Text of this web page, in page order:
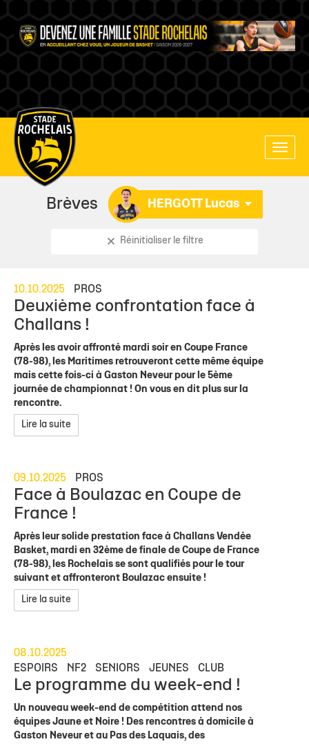
Main
site
navigation
Toggle
Brèves HERGOTT Lucas
Réinitialiser le filtre
10.10.2025 PROS
Deuxième confrontation face à
Challans !
Après les avoir affronté mardi soir en Coupe France
(78-98), les Maritimes retrouveront cette même équipe
mais cette fois-ci à Gaston Neveur pour le 5ème
journée de championnat ! On vous en dit plus sur la
rencontre.
Lire la suite
09.10.2025 PROS
Face à Boulazac en Coupe de
France !
Après leur solide prestation face à Challans Vendée
Basket, mardi en 32ème de finale de Coupe de France
(78-98), les Rochelais se sont qualifiés pour le tour
suivant et affronteront Boulazac ensuite !
Lire la suite
08.10.2025
ESPOIRS
NF2 SENIORS JEUNES CLUB
Le programme du week-end !
Un nouveau week-end de compétition attend nos
équipes Jaune et Noire ! Des rencontres à domicile à
Gaston Neveur et au Pas des Laquais, des